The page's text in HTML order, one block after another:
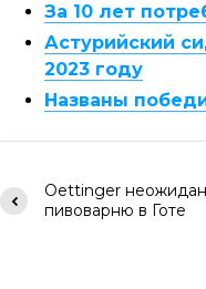
За 10 лет
Астурийский
2023 году
Названы
Oettinger
пивоварню в Готе